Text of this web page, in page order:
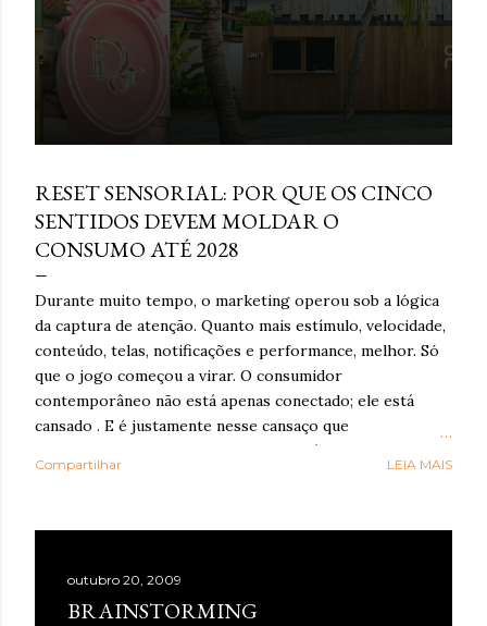
e
n
RESET SENSORIAL: POR QUE OS CINCO
SENTIDOS DEVEM MOLDAR O
CONSUMO ATÉ 2028
Durante muito tempo, o marketing operou sob a lógica
da captura de atenção. Quanto mais estímulo, velocidade,
conteúdo, telas, notificações e performance, melhor. Só
que o jogo começou a virar. O consumidor
contemporâneo não está apenas conectado; ele está
cansado . E é justamente nesse cansaço que o reset
sensorial ganha força: como resposta à exaustão
cognitiva e emocional provocada por anos de
WGSN define o conceito como a valorização de tato,
bem-estar, presença e conexão . Embora o nome “reset
sensorial” esteja sendo popularizado agora, a lógica por
Compartilhar LEIA MAIS
outubro 20, 2009
BRAINSTORMING